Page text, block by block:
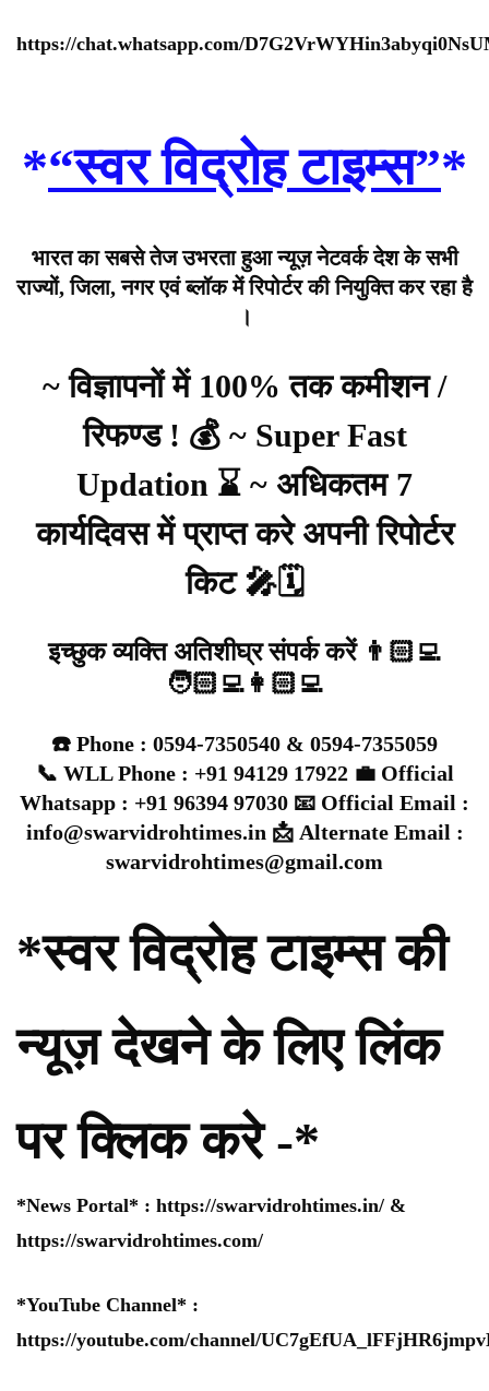
https://chat.whatsapp.com/
*“स्वर विद्रोह टाइम्स”*
भारत का सबसे तेज उभरता हुआ न्यूज़ नेटवर्क देश के सभी
राज्यों, जिला, नगर एवं ब्लॉक में रिपोर्टर की नियुक्ति कर रहा है
।
~ विज्ञापनों में 100% तक कमीशन /
रिफण्ड ! 💰 ~ Super Fast
Updation ⌛ ~ अधिकतम 7
कार्यदिवस में प्राप्त करे अपनी रिपोर्टर
किट 🎤🗓️
इच्छुक व्यक्ति अतिशीघ्र संपर्क करें 👨🏻‍💻
🧑🏻‍💻👩🏻‍💻
☎️ Phone : 0594-7350540 & 0594-7355059
📞 WLL Phone : +91 94129 17922 💼 Official
Whatsapp : +91 96394 97030 📧 Official Email :
info@swarvidrohtimes.in 📩 Alternate Email :
swarvidrohtimes@gmail.com
*स्वर विद्रोह टाइम्स की
न्यूज़ देखने के लिए लिंक
पर क्लिक करे -*
*News Portal* : https://swarvidrohtimes.in/ &
https://swarvidrohtimes.com/
*YouTube Channel* :
https://youtube.com/channel/